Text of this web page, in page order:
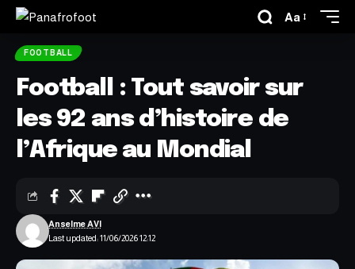
Aa
FOOTBALL
Football : Tout savoir sur
les 92 ans d’histoire de
l’Afrique au Mondial
Last updated: 11/06/2026 12:12
Anselme AVI